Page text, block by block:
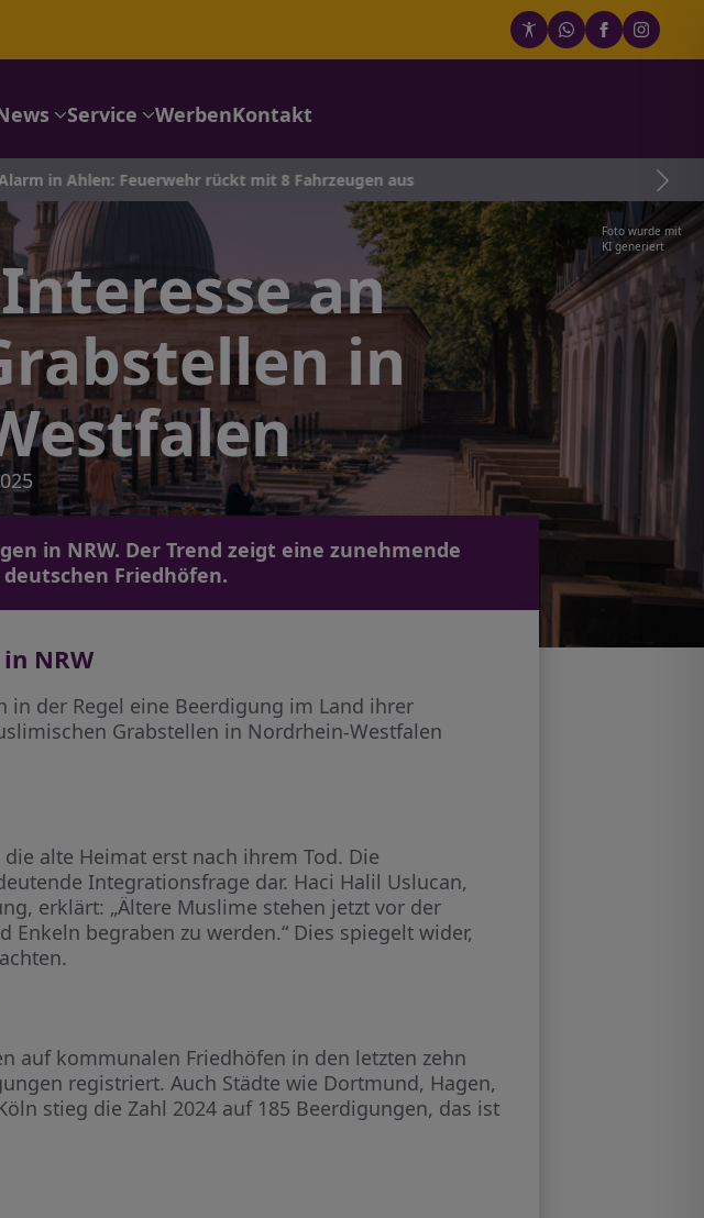
Service WerbenKontakt
rückt mit 8 Fahrzeugen aus
Foto wurde mit
KI generiert
an
in
in NRW. Der Trend zeigt eine zunehmende
Friedhöfen.
NRW
der Regel eine Beerdigung im Land ihrer
Grabstellen in Nordrhein-Westfalen
alte Heimat erst nach ihrem Tod. Die
Integrationsfrage dar. Haci Halil Uslucan,
erklärt: „Ältere Muslime stehen jetzt vor der
begraben zu werden.“ Dies spiegelt wider,
auf kommunalen Friedhöfen in den letzten zehn
registriert. Auch Städte wie Dortmund, Hagen,
stieg die Zahl 2024 auf 185 Beerdigungen, das ist